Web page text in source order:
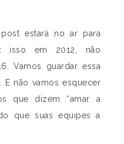
estará no ar para
isso em 2012, não
Vamos guardar essa
E não vamos esquecer
que dizem “amar a
que suas equipes a